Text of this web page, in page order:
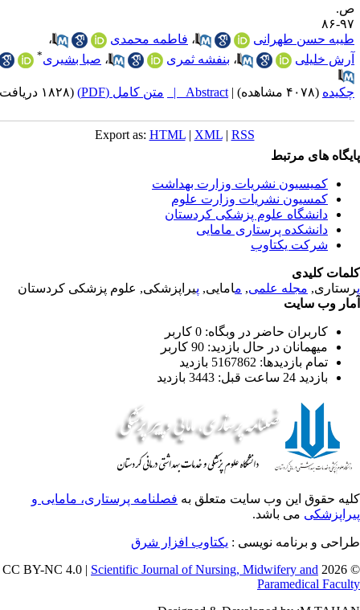
۸۶
حسن طهرانی
،فاطمه محمدی
،
خلیلی
،بنفشه ثمری ،صبا بشیری
(۴۰۷۸ مشاهده) |
Abstract | متن کامل (PDF) (۱۸۲۸ دریافت)
Export as:HTML |XML|RSS
های مرتبط
کمیسیون نشریات وزارت بهداشت
کمسیون نشریات وزارت علوم
دانشگاه علوم پزشکی کردستان
دانشکده پرستاری مامایی
شرکت یکتاوب
کلیدی
مجله علمی, م امایی, پیراپزشکی, علوم پزشکی کردستان
وب سایت
کاربران حاضر در وبگاه: 0 کاربر
میهمانان در حال بازدید: 90 کاربر
تمام بازدید‌ها: 5167862 بازدید
بازدید 24 ساعت قبل: 3443 بازدید
حقوق این وب سایت متعلق بهفصلنامه پرستاری، مامایی و
می باشد.
و برنامه نویسی : یکتاوب افزار شرق
©
Scientific Journal of Nursing, Midwifery and
Paramedical